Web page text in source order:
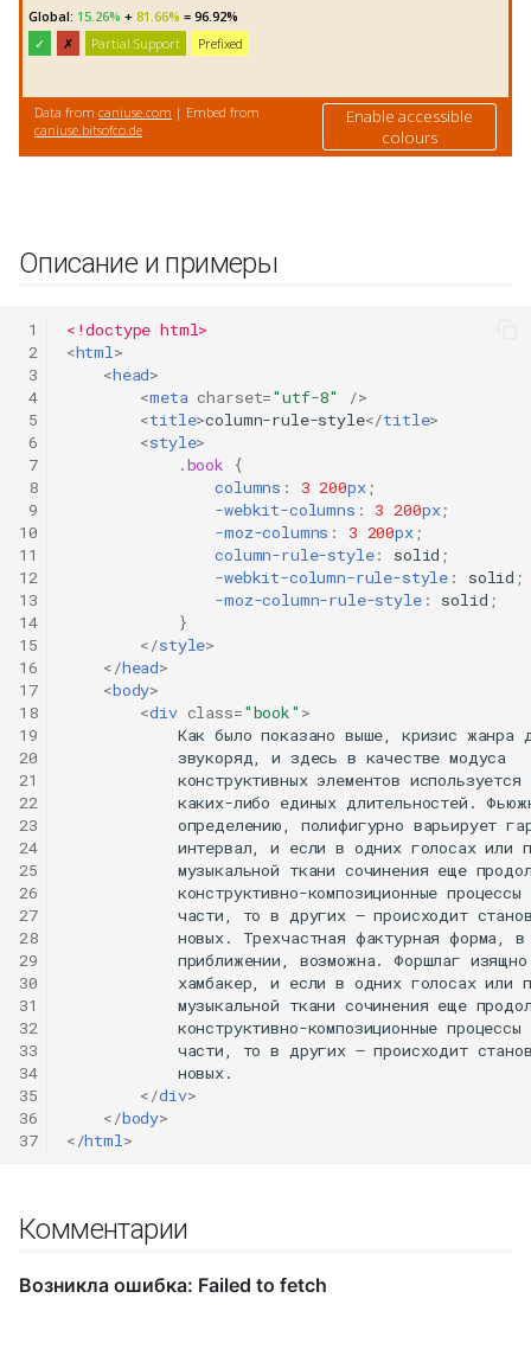
Описание и примеры
1
2
3
4
5
6
7
8
9
10
11
12
13
14
15
16
17
18
19
20
21
22
23
24
25
26
27
28
29
30
31
32
33
34
35
36
37
<!doctype html>
<html>
<head>
<meta charset="utf-8"
/>
<title>column-rule-style</title>
<style>
.book
{
columns : 3 200px;
-webkit-columns : 3 200px;
-moz-columns : 3 200px;
column-rule-style: solid ;
-webkit-column-rule-style : solid ;
-moz-column-rule-style: solid ;
}
</style>
</head>
<body>
<div class="book" >
Как было показано выше, кризис жанра
            звукоряд, и здесь в качестве модуса
конструктивных элементов используется
каких-либо единых длительностей.
определению, полифигурно варьирует
интервал, и если в одних голосах или
музыкальной ткани сочинения еще
конструктивно-композиционные процессы
части, то в других — происходит
новых. Трехчастная фактурная форма, в
приближении, возможна. Форшлаг
хамбакер, и если в одних голосах или
музыкальной ткани сочинения еще
конструктивно-композиционные процессы
части, то в других — происходит
            новых.
</div>
</body>
</html>
Комментарии